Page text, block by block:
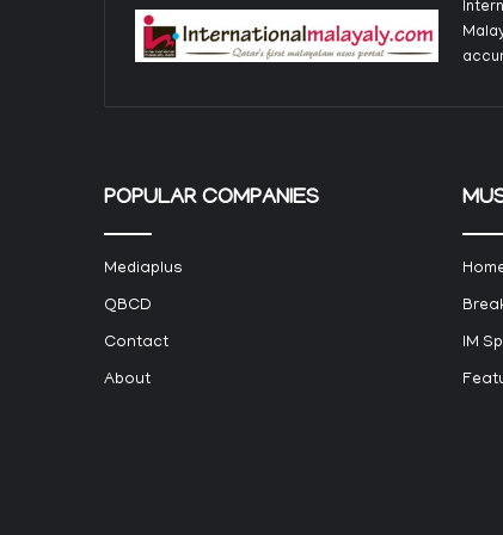
POPULAR COMPANIES
Mediaplus
QBCD
Contact
About
IM